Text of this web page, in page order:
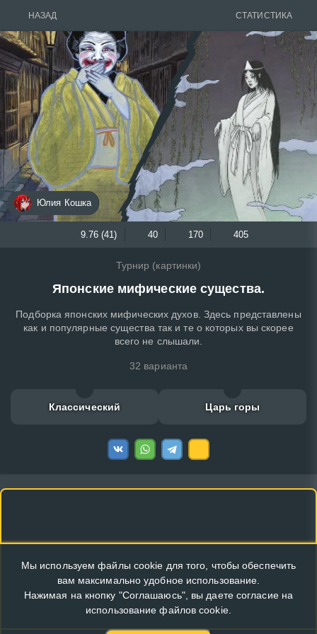
НАЗАД СТАТИСТИКА
Юлия Кошка
9.76 (41) 40 170 405
Турнир (картинки)
Японские мифические существа.
Подборка японских мифических духов. Здесь представлены
как и популярные существа так и те о которых вы скорее
всего не слышали.
32 варианта
Классический Царь горы
Мы используем файлы cookie для того, чтобы обеспечить
вам максимально удобное использование.
Нажимая на кнопку "Соглашаюсь", вы даете согласие на
использование файлов cookie.